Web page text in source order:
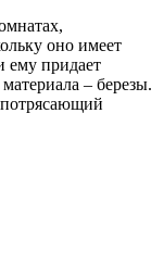
оно имеет
ему придает
– березы.